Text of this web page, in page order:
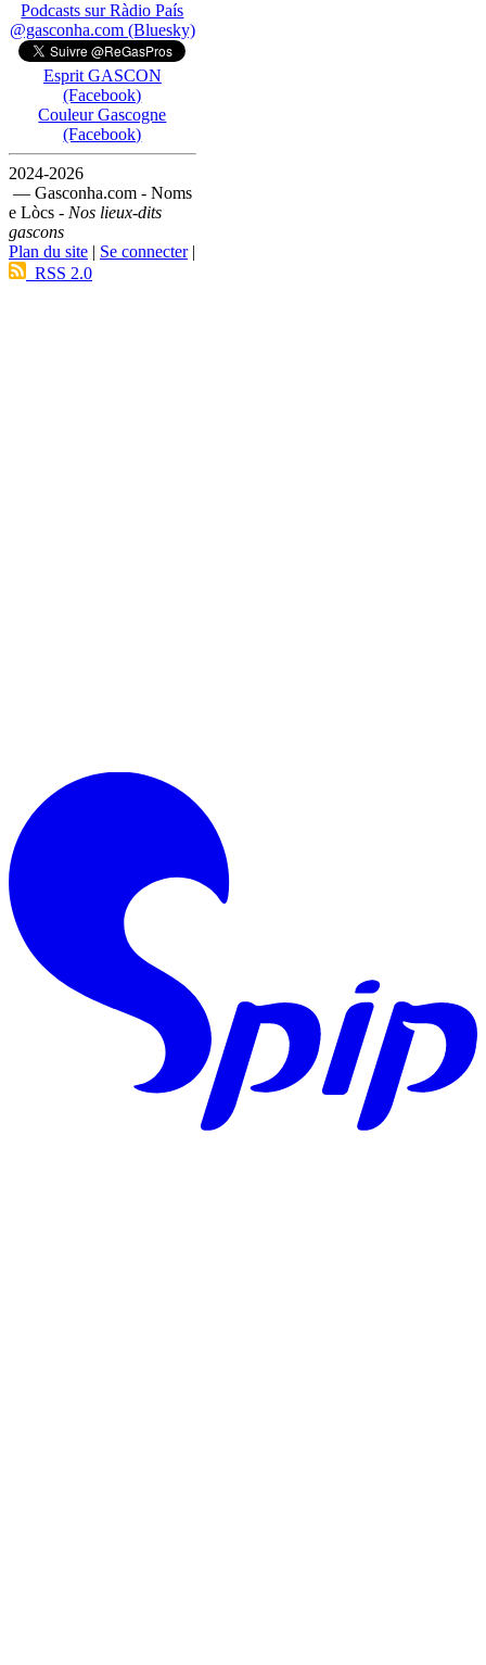
Podcasts sur Ràdio País
@gasconha.com (Bluesky)
Esprit GASCON
(Facebook)
Couleur Gascogne
(Facebook)
2024-2026
— Gasconha.com - Noms
e Lòcs - Nos lieux-dits
gascons
Plan du site | Se connecter|
RSS 2.0